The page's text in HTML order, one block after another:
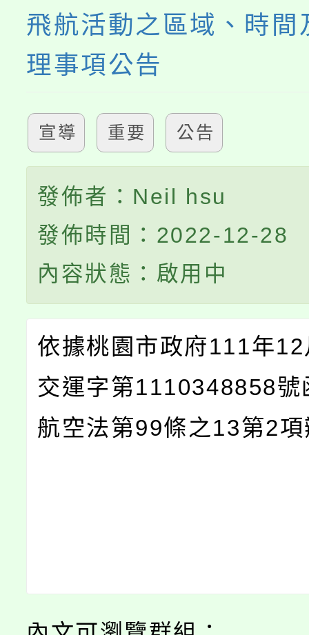
飛航活動之區域、時間
理事項公告
宣導 重要 公告
發佈者：Neil hsu
發佈時間：2022-12-28
內容狀態：啟用中
依據桃園市政府111年
交運字第1110348858號
航空法第99條之13第2